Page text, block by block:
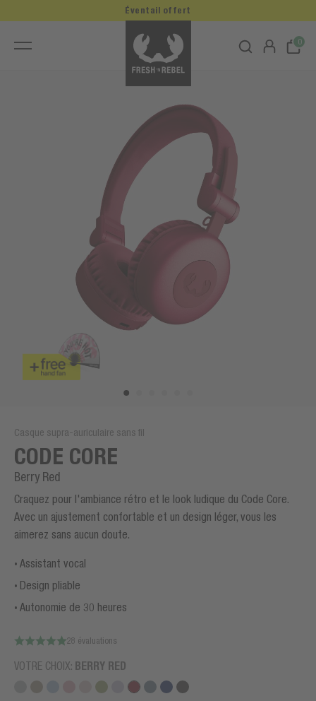
0
Éventail offert
Casque supra-auriculaire sans fil
CODE CORE
Berry Red
Craquez pour l'ambiance rétro et le look ludique du Code Core.
Avec un ajustement confortable et un design léger, vous les
aimerez sans aucun doute.
Assistant vocal
Design pliable
Autonomie de 30 heures
28 évaluations
VOTRE CHOIX: BERRY RED